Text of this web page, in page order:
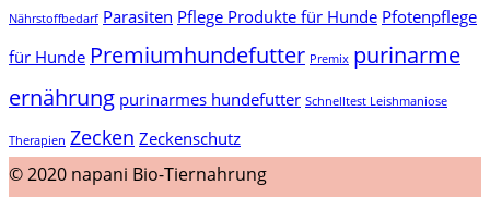
Nährstoffbedarf Parasiten Pflege Produkte für Hunde Pfotenpflege
für Hunde Premiumhundefutter Premix purinarme
ernährung purinarmes hundefutter Schnelltest Leishmaniose
Therapien Zecken Zeckenschutz
© 2020 napani Bio-Tiernahrung